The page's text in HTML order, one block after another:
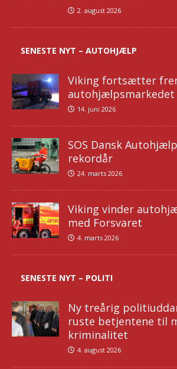
2. august 2026
SENESTE NYT – AUTOHJÆLP
Viking fortsætter
autohjælpsmarkedet
14. juni 2026
SOS Dansk
rekordår
24. marts 2026
Viking vinder
med Forsvaret
4. marts 2026
SENESTE NYT – POLITI
Ny treårig
ruste betjentene til
kriminalitet
4. august 2026